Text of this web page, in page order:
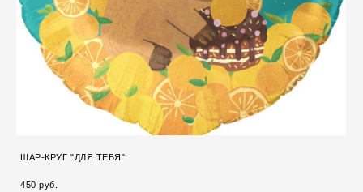
ШАР-КРУГ "ДЛЯ ТЕБЯ"
450 pуб.